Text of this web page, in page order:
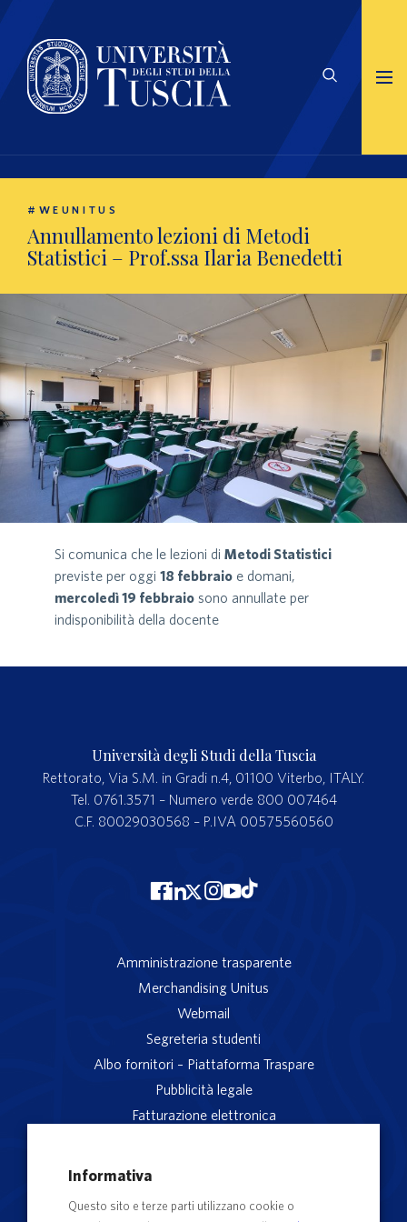
#WEUNITUS
Annullamento lezioni di Metodi
Statistici – Prof.ssa Ilaria Benedetti
Si comunica che le lezioni di Metodi Statistici
previste per oggi 18 febbraio e domani,
mercoledì 19 febbraio sono annullate per
indisponibilità della docente
Università degli Studi della Tuscia
Rettorato, Via S.M. in Gradi n.4, 01100 Viterbo, ITALY.
Tel. 0761.3571 – Numero verde 800 007464
C.F. 80029030568 – P.IVA 00575560560
Amministrazione trasparente
Merchandising Unitus
Webmail
Segreteria studenti
Albo fornitori – Piattaforma Traspare
Pubblicità legale
Fatturazione elettronica
Servizio reclami
Informativa
Questo sito e terze parti utilizzano cookie o